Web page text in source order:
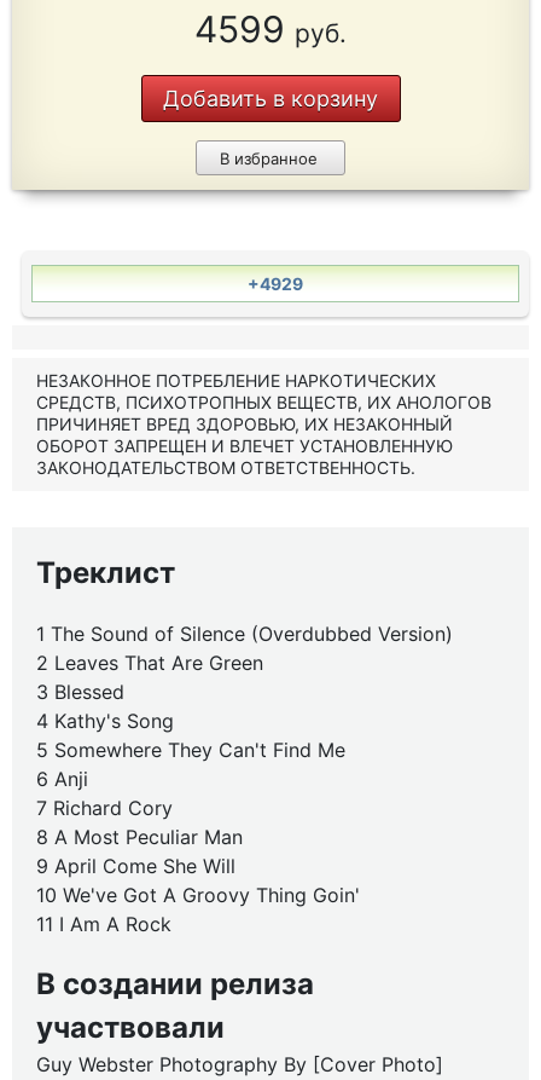
4599 руб.
Добавить в корзину
В избранное
+4929
НЕЗАКОННОЕ ПОТРЕБЛЕНИЕ НАРКОТИЧЕСКИХ
СРЕДСТВ, ПСИХОТРОПНЫХ ВЕЩЕСТВ, ИХ АНОЛОГОВ
ПРИЧИНЯЕТ ВРЕД ЗДОРОВЬЮ, ИХ НЕЗАКОННЫЙ
ОБОРОТ ЗАПРЕЩЕН И ВЛЕЧЕТ УСТАНОВЛЕННУЮ
ЗАКОНОДАТЕЛЬСТВОМ ОТВЕТСТВЕННОСТЬ.
Треклист
1 The Sound of Silence (Overdubbed Version)
2 Leaves That Are Green
3 Blessed
4 Kathy's Song
5 Somewhere They Can't Find Me
6 Anji
7 Richard Cory
8 A Most Peculiar Man
9 April Come She Will
10 We've Got A Groovy Thing Goin'
11 I Am A Rock
В создании релиза
участвовали
Guy Webster Photography By [Cover Photo]